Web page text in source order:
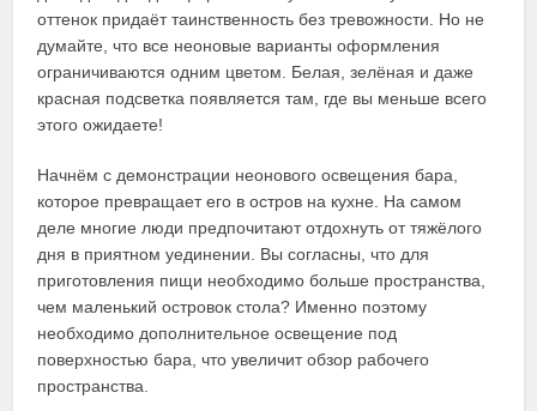
оттенок придаёт таинственность без тревожности. Но не
думайте, что все неоновые варианты оформления
ограничиваются одним цветом. Белая, зелёная и даже
красная подсветка появляется там, где вы меньше всего
этого ожидаете!
Начнём с демонстрации неонового освещения бара,
которое превращает его в остров на кухне. На самом
деле многие люди предпочитают отдохнуть от тяжёлого
дня в приятном уединении. Вы согласны, что для
приготовления пищи необходимо больше пространства,
чем маленький островок стола? Именно поэтому
необходимо дополнительное освещение под
поверхностью бара, что увеличит обзор рабочего
пространства.